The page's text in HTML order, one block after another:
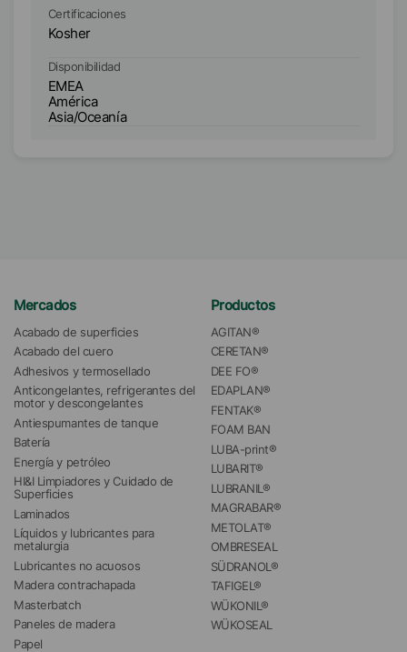
semisintéticos y solubles. Aplicaciones en tanques
para limpiadores industriales.
Certificaciones
Kosher
Disponibilidad
EMEA
América
Asia/Oceanía
Mercados
Acabado de superficies
Acabado del cuero
Adhesivos y termosellado
Anticongelantes, refrigerantes del
motor y descongelantes
Antiespumantes de tanque
Batería
Energía y petróleo
HI&I Limpiadores y Cuidado de
Superficies
Laminados
Líquidos y lubricantes para
metalurgia
Lubricantes no acuosos
Madera contrachapada
Masterbatch
Paneles de madera
Papel
Productos
AGITAN®
CERETAN®
DEE FO®
EDAPLAN®
FENTAK®
FOAM BAN
LUBA-print®
LUBARIT®
LUBRANIL®
MAGRABAR®
METOLAT®
OMBRESEAL
SÜDRANOL®
TAFIGEL®
WÜKONIL®
WÜKOSEAL